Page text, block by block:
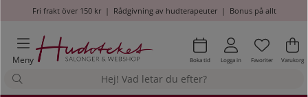
Fri frakt över 150 kr| Rådgivning av hudterapeuter| Bonus på allt
Meny Boka tid Logga in Antal i
.
Favoriter .
Varukorg